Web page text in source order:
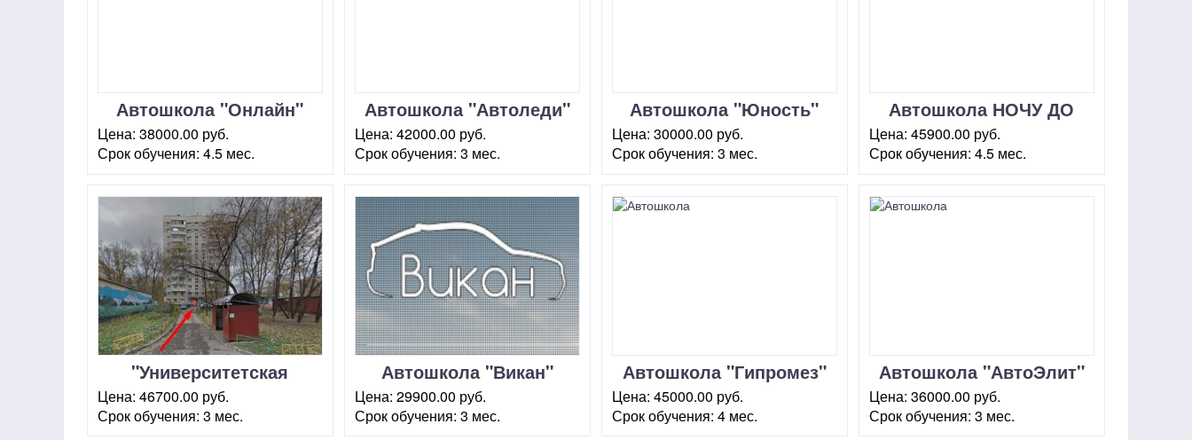
Автошкола "Онлайн"
НОУ ИИС
Долгоруковская
Цена:38000.00 руб.
Срок обучения:4.5 мес.
Автошкола "Автоледи"
на Алексеевской
Цена:42000.00 руб.
Срок обучения:3 мес.
Автошкола "Юность"
Марьина роща
Цена:30000.00 руб.
Срок обучения:3 мес.
Автошкола НОЧУ ДО
"Центр обучения
вождению" ВДНХ
Цена:45900.00 руб.
Срок обучения:4.5 мес.
"Университетская
автошкола" на
Савеловской
Цена:46700.00 руб.
Срок обучения:3 мес.
Автошкола "Викан"
Цена:29900.00 руб.
Срок обучения:3 мес.
Автошкола "Гипромез"
Цена:45000.00 руб.
Срок обучения:4 мес.
Автошкола "АвтоЭлит"
ВДНХ
Цена:36000.00 руб.
Срок обучения:3 мес.